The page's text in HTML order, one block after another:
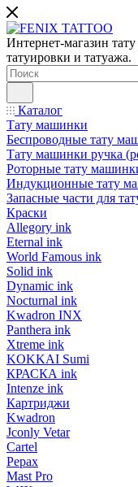
Интернет-магазин
татуировки и татуажа.
Каталог
Тату машинки
Беспроводные тату
Тату машинки ручка
Роторные тату
Индукционные тату
Запасные части для
Краски
Allegory ink
Eternal ink
World Famous ink
Solid ink
Dynamic ink
Nocturnal ink
Kwadron INX
Panthera ink
Xtreme ink
KOKKAI Sumi
КРАСКА ink
Intenze ink
Картриджи
Kwadron
Jconly Vetar
Cartel
Pepax
Mast Pro